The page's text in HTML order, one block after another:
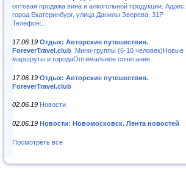
оптовая продажа вина и алкогольной продукции. Адрес:
город Екатеринбург, улица Данилы Зверева, 31Р
Телефон:..
17.06.19 Отдых: Авторские путешествия.
ForeverTravel.club .Мини-группы (6-10 человек)Новые
маршруты и городаОптимальное сочетание..
17.06.19 Отдых: Авторские путешествия.
ForeverTravel.club
02.06.19 Новости
02.06.19 Новости: Новомосковск. Лента новостей
Посмотреть все